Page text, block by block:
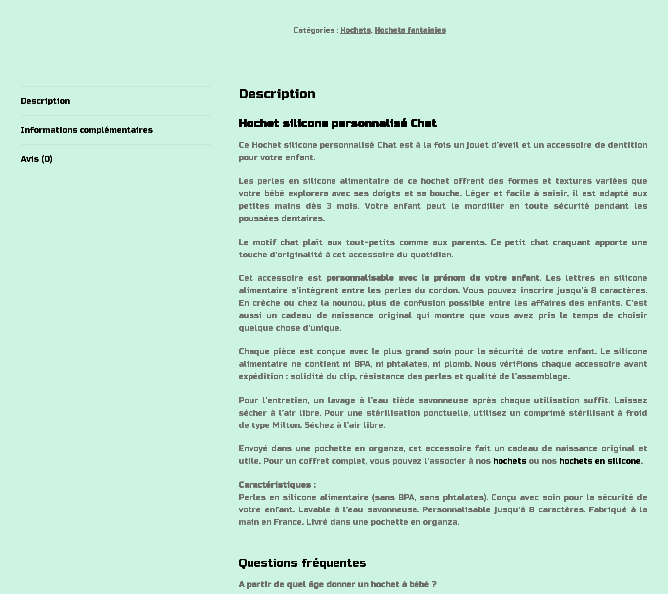
personnalisé
Catégories : Hochets, Hochets fantaisies
Description
Informations complémentaires
Avis (0)
Description
Hochet silicone personnalisé Chat
Ce Hochet silicone personnalisé Chat est à la fois un jouet d’éveil et un accessoire de dentition
pour votre enfant.
Les perles en silicone alimentaire de ce hochet offrent des formes et textures variées que
votre bébé explorera avec ses doigts et sa bouche. Léger et facile à saisir, il est adapté aux
petites mains dès 3 mois. Votre enfant peut le mordiller en toute sécurité pendant les
poussées dentaires.
Le motif chat plaît aux tout-petits comme aux parents. Ce petit chat craquant apporte une
touche d’originalité à cet accessoire du quotidien.
Cet accessoire est personnalisable avec le prénom de votre enfant. Les lettres en silicone
alimentaire s’intègrent entre les perles du cordon. Vous pouvez inscrire jusqu’à 8 caractères.
En crèche ou chez la nounou, plus de confusion possible entre les affaires des enfants. C’est
aussi un cadeau de naissance original qui montre que vous avez pris le temps de choisir
quelque chose d’unique.
Chaque pièce est conçue avec le plus grand soin pour la sécurité de votre enfant. Le silicone
alimentaire ne contient ni BPA, ni phtalates, ni plomb. Nous vérifions chaque accessoire avant
expédition : solidité du clip, résistance des perles et qualité de l’assemblage.
Pour l’entretien, un lavage à l’eau tiède savonneuse après chaque utilisation suffit. Laissez
sécher à l’air libre. Pour une stérilisation ponctuelle, utilisez un comprimé stérilisant à froid
de type Milton. Séchez à l’air libre.
Envoyé dans une pochette en organza, cet accessoire fait un cadeau de naissance original et
utile. Pour un coffret complet, vous pouvez l’associer à nos hochets ou nos hochets en silicone.
Caractéristiques :
Perles en silicone alimentaire (sans BPA, sans phtalates). Conçu avec soin pour la sécurité de
votre enfant. Lavable à l’eau savonneuse. Personnalisable jusqu’à 8 caractères. Fabriqué à la
main en France. Livré dans une pochette en organza.
Questions fréquentes
A partir de quel âge donner un hochet à bébé ?